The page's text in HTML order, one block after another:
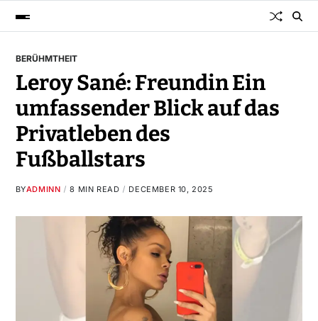
BERÜHMTHEIT
Leroy Sané: Freundin Ein
umfassender Blick auf das
Privatleben des
Fußballstars
BYADMINN 8 MIN READ DECEMBER 10, 2025